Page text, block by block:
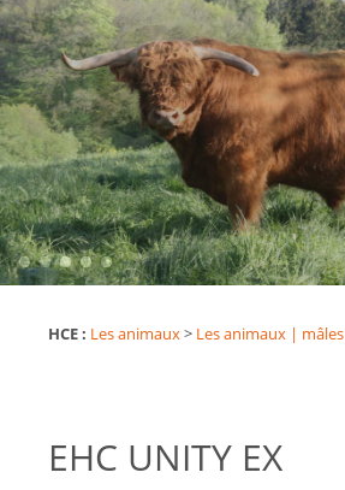
HCE : Les animaux> Les animaux | mâles
EHC UNITY EX